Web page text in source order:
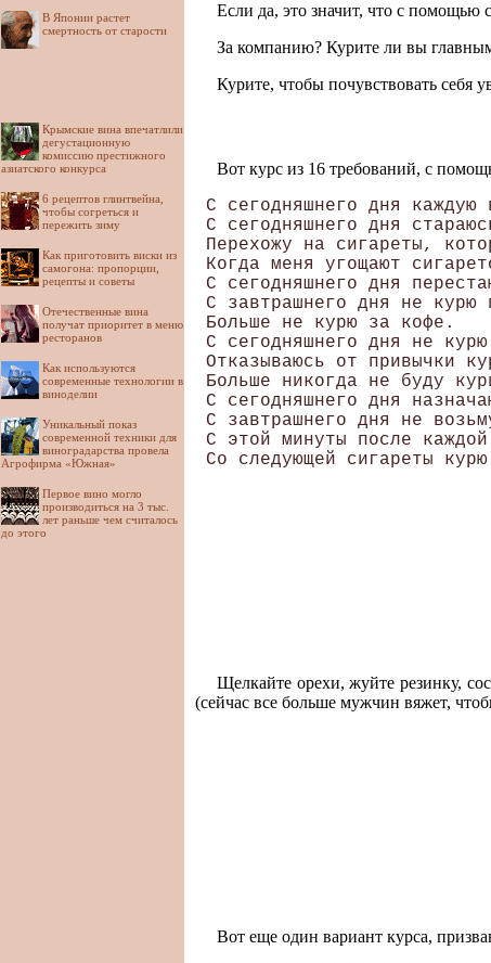
В Японии растет
смертность от старости
Крымские вина впечатлили
дегустационную
комиссию престижного
азиатского конкурса
6 рецептов глинтвейна,
чтобы согреться и
пережить зиму
Как приготовить виски из
самогона: пропорции,
рецепты и советы
Отечественные вина
получат приоритет в меню
ресторанов
Как используются
современные технологии в
виноделии
Уникальный показ
современной техники для
виноградарства провела
Агрофирма «Южная»
Первое вино могло
производиться на 3 тыс.
лет раньше чем считалось
до этого
Если да, это значит, что с помощью
За компанию? Курите ли вы главным
Курите, чтобы почувствовать себя
Вот курс из 16 требований, с
С сегодняшнего дня каждую
С сегодняшнего дня
Перехожу на сигареты,
Когда меня угощают
С сегодняшнего дня
С завтрашнего дня не курю
Больше не курю за кофе.
С сегодняшнего дня не
Отказываюсь от привычки
Больше никогда не буду
С сегодняшнего дня
С завтрашнего дня не
С этой минуты после
Щелкайте орехи, жуйте резинку,
(сейчас все больше мужчин вяжет,
Вот еще один вариант курса,